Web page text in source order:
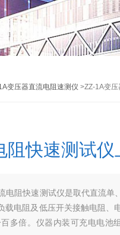
变压器直流电阻速测仪 >ZZ-1A变
阻快速测试仪
电阻快速测试仪是取代直流单
载电阻及低压开关接触电阻、
多倍。仪器内装可充电电池